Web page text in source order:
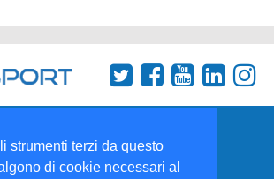
strumenti terzi da questo
di cookie necessari al